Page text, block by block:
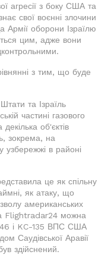
агресії з боку США та
свої воєнні злочини
Армії оборони Ізраїлю
цим, адже вони
з тим, що буде
та Ізраїль
частині газового
об'єктів
зокрема, на
узбережжі в районі
це як спільну
як атаку, що
американських
Flightradar24 можна
46 і KC-135 ВПС США
Саудівської Аравії
здійснений.